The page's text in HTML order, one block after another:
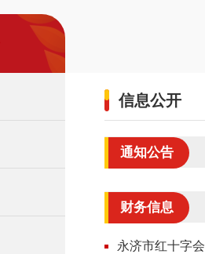
信息公开
通知公告
财务信息
永济市红十字